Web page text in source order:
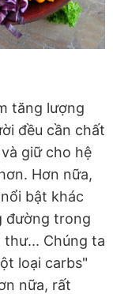
tăng lượng
đều cần chất
giữ cho hệ
Hơn nữa,
bật khác
đường trong
thư... Chúng ta
loại carbs"
nữa, rất